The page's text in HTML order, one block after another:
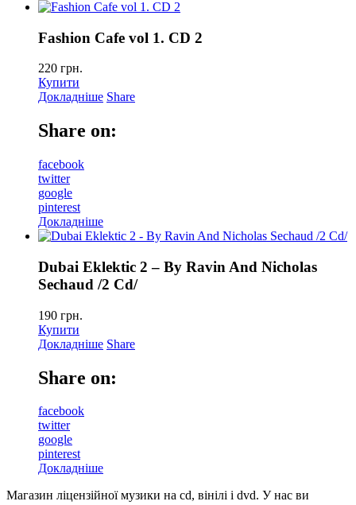
Fashion Cafe vol 1. CD 2
220 грн.
Купити
Докладніше Share
Share on:
facebook
twitter
google
pinterest
Докладніше
Dubai Eklektic 2 – By Ravin And Nicholas
Sechaud /2 Cd/
190 грн.
Купити
Докладніше Share
Share on:
facebook
twitter
google
pinterest
Докладніше
Магазин ліцензійної музики на cd, вінілі і dvd. У нас ви